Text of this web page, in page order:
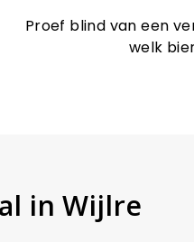
Proef blind van een
welk
in Wijlre